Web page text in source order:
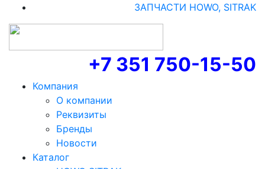
ЗАПЧАСТИ HOWO, SITRAK
+7 351 750-15-50
Компания
О компании
Реквизиты
Бренды
Новости
Каталог